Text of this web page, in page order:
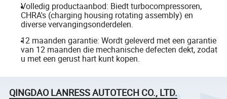
Volledig productaanbod: Biedt turbocompressoren,
CHRA's (charging housing rotating assembly) en
diverse vervangingsonderdelen.
12 maanden garantie: Wordt geleverd met een garantie
van 12 maanden die mechanische defecten dekt, zodat
u met een gerust hart kunt kopen.
QINGDAO LANRESS AUTOTECH CO., LTD.